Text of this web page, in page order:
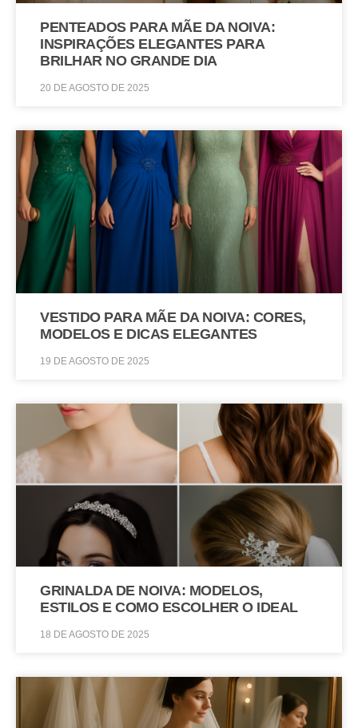
PENTEADOS PARA MÃE DA NOIVA:
INSPIRAÇÕES ELEGANTES PARA
BRILHAR NO GRANDE DIA
20 DE AGOSTO DE 2025
VESTIDO PARA MÃE DA NOIVA: CORES,
MODELOS E DICAS ELEGANTES
19 DE AGOSTO DE 2025
GRINALDA DE NOIVA: MODELOS,
ESTILOS E COMO ESCOLHER O IDEAL
18 DE AGOSTO DE 2025